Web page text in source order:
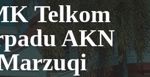
Telkom
AKN